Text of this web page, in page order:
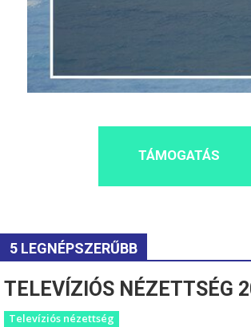
TÁMOGATÁS
5 LEGNÉPSZERŰBB
TELEVÍZIÓS NÉZETTSÉG
Televíziós nézettség